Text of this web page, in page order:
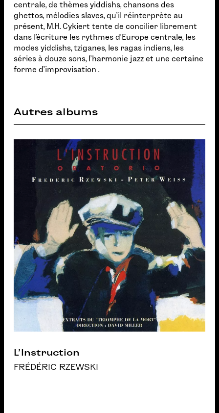
centrale, de thèmes yiddishs, chansons des
ghettos, mélodies slaves, qu'il réinterprète au
présent, M.H. Cykiert tente de concilier librement
dans l'écriture les rythmes d'Europe centrale, les
modes yiddishs, tziganes, les ragas indiens, les
séries à douze sons, l'harmonie jazz et une certaine
forme d'improvisation .
Autres albums
L’Instruction
FRÉDÉRIC RZEWSKI